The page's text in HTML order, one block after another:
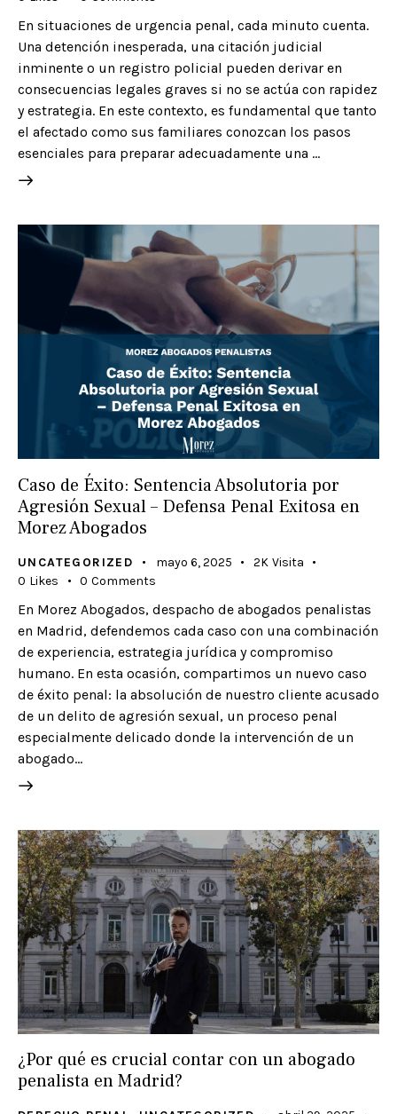
En situaciones de urgencia penal, cada minuto cuenta.
Una detención inesperada, una citación judicial
inminente o un registro policial pueden derivar en
consecuencias legales graves si no se actúa con rapidez
y estrategia. En este contexto, es fundamental que tanto
el afectado como sus familiares conozcan los pasos
esenciales para preparar adecuadamente una …
Caso de Éxito: Sentencia Absolutoria por
Agresión Sexual – Defensa Penal Exitosa en
Morez Abogados
UNCATEGORIZED mayo 6, 2025 2K Visita
0 Likes 0 Comments
En Morez Abogados, despacho de abogados penalistas
en Madrid, defendemos cada caso con una combinación
de experiencia, estrategia jurídica y compromiso
humano. En esta ocasión, compartimos un nuevo caso
de éxito penal: la absolución de nuestro cliente acusado
de un delito de agresión sexual, un proceso penal
especialmente delicado donde la intervención de un
abogado…
¿Por qué es crucial contar con un abogado
penalista en Madrid?